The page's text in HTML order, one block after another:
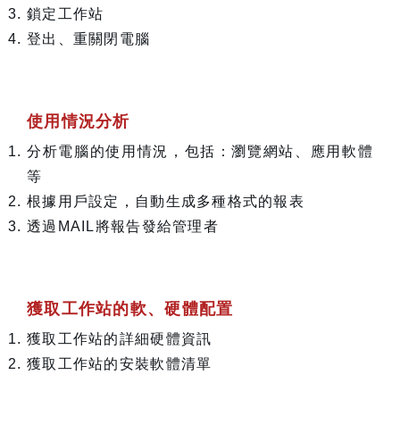
鎖定工作站
登出、重關閉電腦
使用情況分析
分析電腦的使用情況，包括：瀏覽網站、應用軟體
等
根據用戶設定，自動生成多種格式的報表
透過MAIL將報告發給管理者
獲取工作站的軟、硬體配置
獲取工作站的詳細硬體資訊
獲取工作站的安裝軟體清單